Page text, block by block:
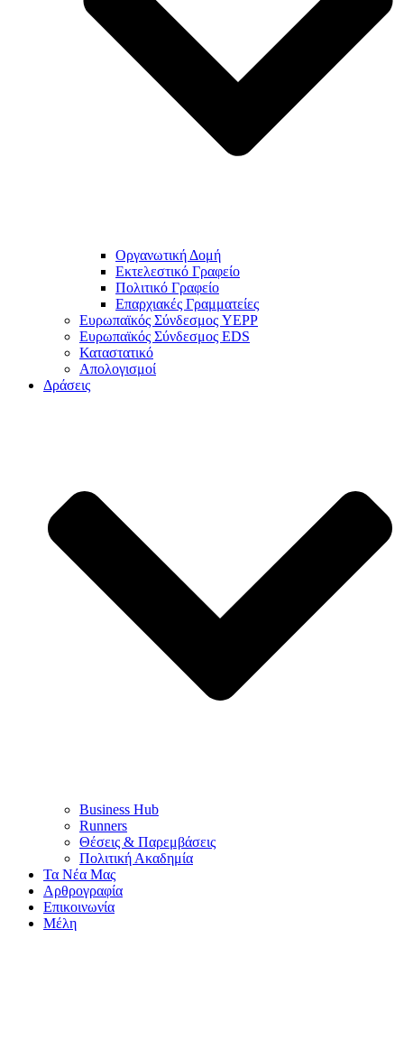
Οργανωτική Δομή
Εκτελεστικό Γραφείο
Πολιτικό Γραφείο
Επαρχιακές Γραμματείες
Ευρωπαϊκός Σύνδεσμος YEPP
Ευρωπαϊκός Σύνδεσμος EDS
Καταστατικό
Απολογισμοί
Δράσεις
Business Hub
Runners
Θέσεις & Παρεμβάσεις
Πολιτική Ακαδημία
Τα Νέα Μας
Αρθρογραφία
Επικοινωνία
Μέλη